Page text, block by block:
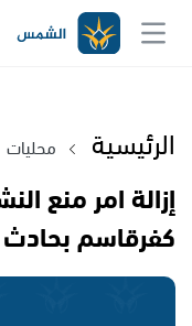
الرئيسية محليات
إزالة امر منع
كفرقاسم